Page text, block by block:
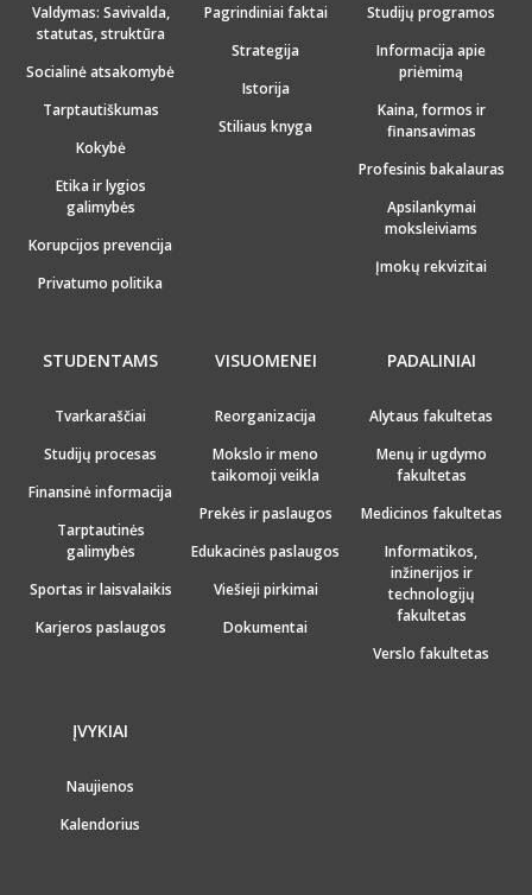
Valdymas: Savivalda,
statutas, struktūra
Socialinė atsakomybė
Tarptautiškumas
Kokybė
Etika ir lygios
galimybės
Korupcijos prevencija
Privatumo politika
Pagrindiniai faktai
Strategija
Istorija
Stiliaus knyga
Studijų programos
Informacija apie
priėmimą
Kaina, formos ir
finansavimas
Profesinis bakalauras
Apsilankymai
moksleiviams
Įmokų rekvizitai
STUDENTAMS
Tvarkaraščiai
Studijų procesas
Finansinė informacija
Tarptautinės
galimybės
Sportas ir laisvalaikis
Karjeros paslaugos
VISUOMENEI
Reorganizacija
Mokslo ir meno
taikomoji veikla
Prekės ir paslaugos
Edukacinės paslaugos
Viešieji pirkimai
Dokumentai
PADALINIAI
Alytaus fakultetas
Menų ir ugdymo
fakultetas
Medicinos fakultetas
Informatikos,
inžinerijos ir
technologijų
fakultetas
Verslo fakultetas
ĮVYKIAI
Naujienos
Kalendorius